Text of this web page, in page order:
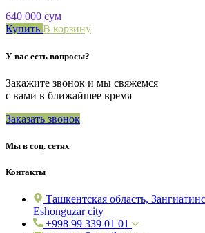
640 000 сум
Купить В корзину
У вас есть вопросы?
Закажите звонок и мы свяжемся
с вами в ближайшее время
Заказать звонок
Мы в соц. сетях
Контакты
Ташкентская область,
Eshonguzar city
+998 99 339 01 01